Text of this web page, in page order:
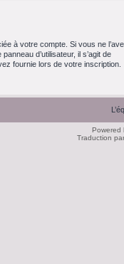
à votre compte. Si vous ne
d’utilisateur, il s’agit de
fournie lors de votre inscription.
Powered
Traduction